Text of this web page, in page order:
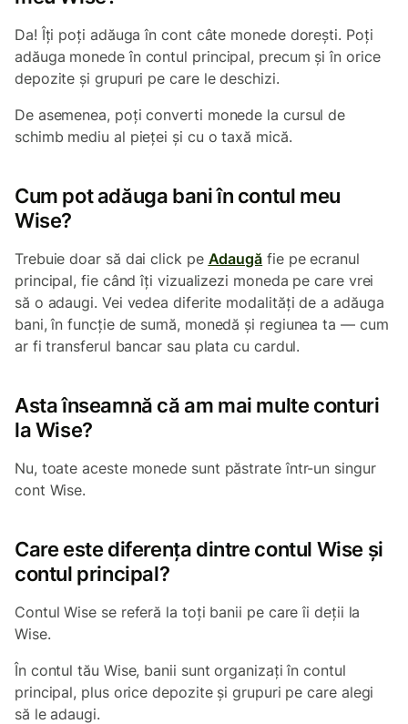
Da! Îți poți adăuga în cont câte monede dorești. Poți
adăuga monede în contul principal, precum și în orice
depozite și grupuri pe care le deschizi.
De asemenea, poți converti monede la cursul de
schimb mediu al pieței și cu o taxă mică.
Cum pot adăuga bani în contul meu
Wise?
Trebuie doar să dai click pe Adaugă fie pe ecranul
principal, fie când îți vizualizezi moneda pe care vrei
să o adaugi. Vei vedea diferite modalități de a adăuga
bani, în funcție de sumă, monedă și regiunea ta — cum
ar fi transferul bancar sau plata cu cardul.
Asta înseamnă că am mai multe conturi
la Wise?
Nu, toate aceste monede sunt păstrate într-un singur
cont Wise.
Care este diferența dintre contul Wise și
contul principal?
Contul Wise se referă la toți banii pe care îi deții la
Wise.
În contul tău Wise, banii sunt organizați în contul
principal, plus orice depozite și grupuri pe care alegi
să le adaugi.